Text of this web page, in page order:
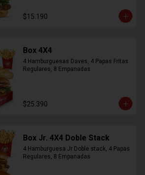
$15.190
Box 4X4
4 Hamburguesas Daves, 4 Papas Fritas
Regulares, 8 Empanadas
$25.390
Box Jr. 4X4 Doble Stack
4 Hamburguesa Jr Doble stack, 4 Papas
Regulares, 8 Empanadas